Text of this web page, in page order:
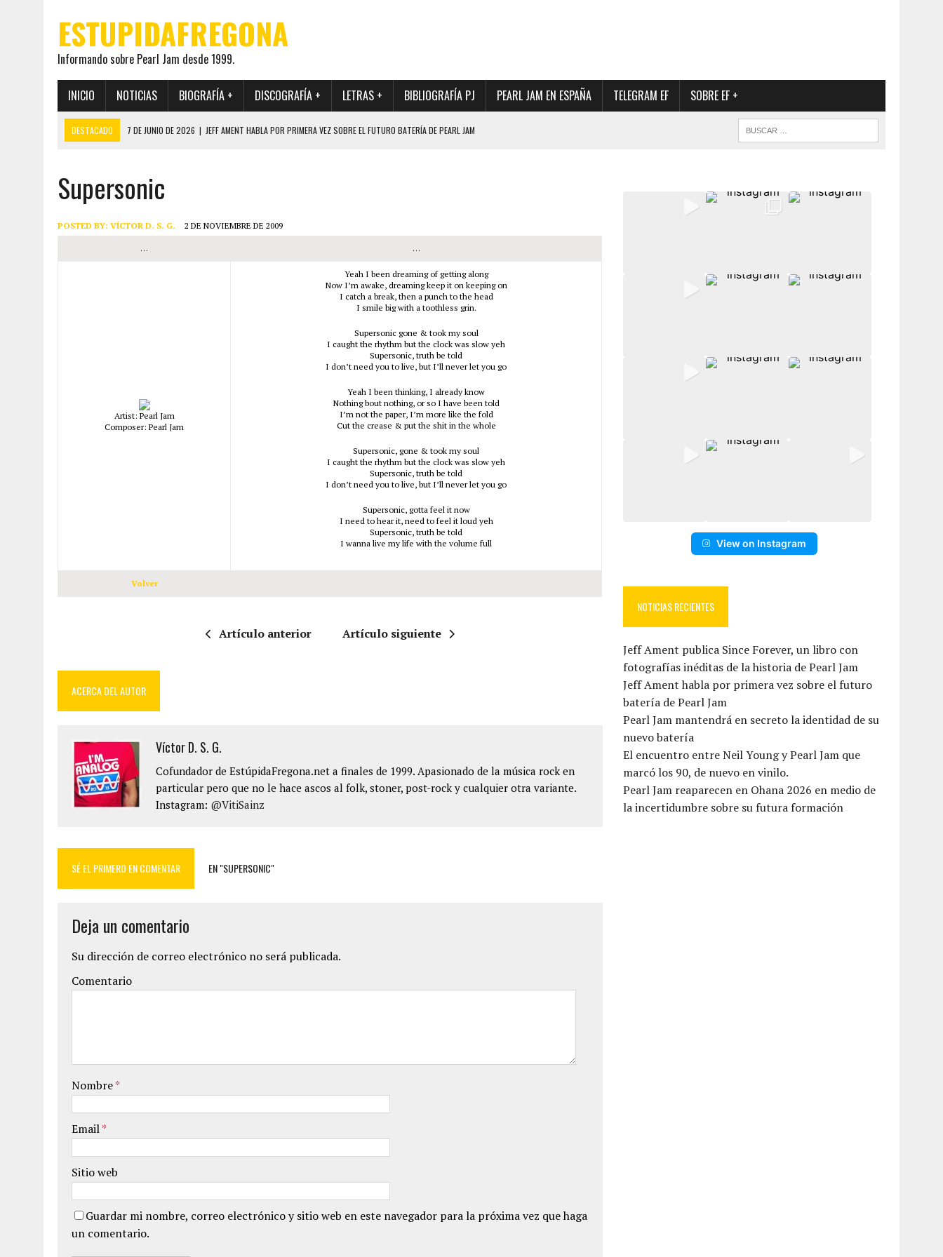
ESTUPIDAFREGONA
Informando sobre Pearl Jam desde 1999.
INICIO NOTICIAS BIOGRAFÍA + DISCOGRAFÍA + LETRAS + BIBLIOGRAFÍA PJ PEARL JAM EN ESPAÑA TELEGRAM EF SOBRE EF +
DESTACADO 7 DE JUNIO DE 2026 | JEFF AMENT HABLA POR PRIMERA VEZ SOBRE EL FUTURO BATERÍA DE PEARL JAM
EL ENCUENTRO ENTRE NEIL YOUNG Y PEARL JAM QUE MARCÓ LOS 90, DE NUEVO EN VINILO.
12 DE MAYO DE 2026 |
PEARL JAM REAPARECEN EN OHANA 2026 EN MEDIO DE LA INCERTIDUMBRE SOBRE SU FUTURA FORMACIÓN
28 DE JULIO DE 2026 | JEFF AMENT PUBLICA SINCE FOREVER, UN LIBRO CON FOTOGRAFÍAS INÉDITAS DE LA HISTORIA DE PEARL JAM
Supersonic
POSTED BY: VÍCTOR D. S. G. 2 DE NOVIEMBRE DE 2009
… …
Artist: Pearl Jam
Composer: Pearl Jam
Yeah I been dreaming of getting along
Now I’m awake, dreaming keep it on keeping on
I catch a break, then a punch to the head
I smile big with a toothless grin.
Supersonic gone & took my soul
I caught the rhythm but the clock was slow yeh
Supersonic, truth be told
I don’t need you to live, but I’ll never let you go
Yeah I been thinking, I already know
Nothing bout nothing, or so I have been told
I’m not the paper, I’m more like the fold
Cut the crease & put the shit in the whole
Supersonic, gone & took my soul
I caught the rhythm but the clock was slow yeh
Supersonic, truth be told
I don’t need you to live, but I’ll never let you go
Supersonic, gotta feel it now
I need to hear it, need to feel it loud yeh
Supersonic, truth be told
I wanna live my life with the volume full
Volver
Artículo anterior Artículo siguiente
ACERCA DEL AUTOR
Víctor D. S. G.
Cofundador de EstúpidaFregona.net a finales de 1999. Apasionado de la música rock en
particular pero que no le hace ascos al folk, stoner, post-rock y cualquier otra variante.
Instagram: @VitiSainz
SÉ EL PRIMERO EN COMENTAR EN "SUPERSONIC"
Deja un comentario
Su dirección de correo electrónico no será publicada.
Comentario
Nombre*
Email*
Sitio web
Guardar mi nombre, correo electrónico y sitio web en este navegador para la próxima vez que haga
un comentario.
View on Instagram
NOTICIAS RECIENTES
Jeff Ament publica Since Forever, un libro con
fotografías inéditas de la historia de Pearl Jam
Jeff Ament habla por primera vez sobre el futuro
batería de Pearl Jam
Pearl Jam mantendrá en secreto la identidad de su
nuevo batería
El encuentro entre Neil Young y Pearl Jam que
marcó los 90, de nuevo en vinilo.
Pearl Jam reaparecen en Ohana 2026 en medio de
la incertidumbre sobre su futura formación